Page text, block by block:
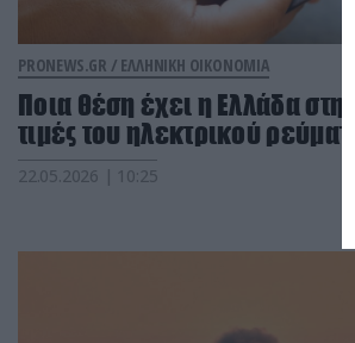
PRONEWS.GR / ΕΛΛΗΝΙΚΗ ΟΙΚΟΝΟΜΙΑ
Ποια θέση έχει η Ελλάδα
τιμές του ηλεκτρικού
22.05.2026 | 10:25